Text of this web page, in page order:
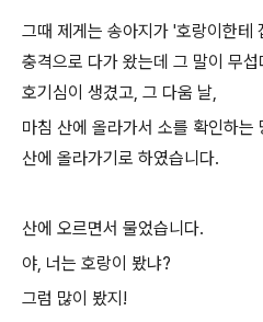
그때 제게는 송아지가 '호랑이한테
충격으로 다가 왔는데 그 말이 무
호기심이 생겼고, 그 다움 날,
마침 산에 올라가서 소를 확인하는
산에 올라가기로 하였습니다.
산에 오르면서 물었습니다.
야, 너는 호랑이 봤냐?
그럼 많이 봤지!